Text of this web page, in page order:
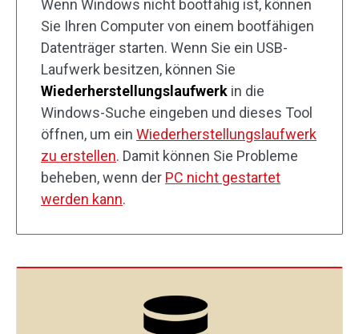
Wenn Windows nicht bootfähig ist, können
Sie Ihren Computer von einem bootfähigen
Datenträger starten. Wenn Sie ein USB-
Laufwerk besitzen, können Sie
Wiederherstellungslaufwerk in die
Windows-Suche eingeben und dieses Tool
öffnen, um ein Wiederherstellungslaufwerk
zu erstellen. Damit können Sie Probleme
beheben, wenn der PC nicht gestartet
werden kann.